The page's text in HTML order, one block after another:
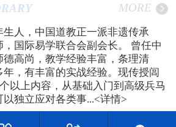
MORE
人，中国道教正一派非遗传承
，国际易学联合会副会长。 曾任中
高尚，教学经验丰富，条理清
，有丰富的实战经验。现传授闾
以上内容，从基础入门到高级兵马
独立应对各类事...<详情>